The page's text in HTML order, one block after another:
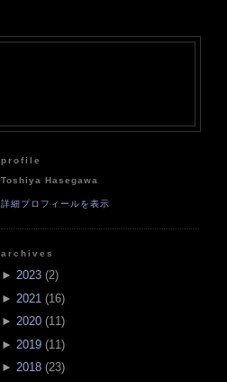
profile
Toshiya Hasegawa
詳細プロフィールを表示
archives
► 2023 (2)
► 2021 (16)
► 2020 (11)
► 2019 (11 )
► 2018 (23)